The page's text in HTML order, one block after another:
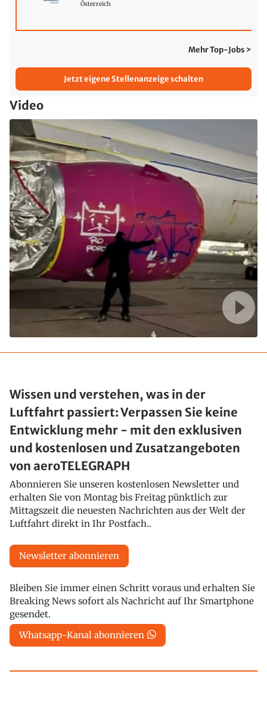
Österreich
Mehr Top-Jobs >
Jetzt eigene Stellenanzeige schalten
Video
Wissen und verstehen, was in der
Luftfahrt passiert: Verpassen Sie keine
Entwicklung mehr - mit den exklusiven
und kostenlosen und Zusatzangeboten
von aeroTELEGRAPH
Abonnieren Sie unseren kostenlosen Newsletter und
erhalten Sie von Montag bis Freitag pünktlich zur
Mittagszeit die neuesten Nachrichten aus der Welt der
Luftfahrt direkt in Ihr Postfach..
Newsletter abonnieren
Bleiben Sie immer einen Schritt voraus und erhalten Sie
Breaking News sofort als Nachricht auf Ihr Smartphone
gesendet.
Whatsapp-Kanal abonnieren